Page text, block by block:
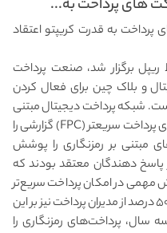
شرکت های پرداخت به قدرت کریپتو اعتقاد
برگزار شد، صنعت پرداخت
و بلاک چین برای فعال کردن
شبکه پرداخت دیجیتال مبتنی
بر بلاک چین ریپل و سازمان پرداخت شورای پرداخت سریعتر (FPC) گزارشی را
مبتنی بر رمزنگاری را پوشش
نتایج نظرسنجی، ۹۷٪ از پاسخ دهندگان معتقد بودند که
مهمی در امکان پرداخت سریع‌تر
در سه سال آینده خواهد داشت. بیش از ۵۰ درصد از مدیران پرداخت نیز بر این
سال، پرداخت‌های رمزنگاری را